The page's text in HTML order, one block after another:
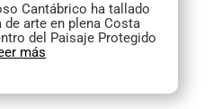
Cantábrico ha tallado
de arte en plena Costa
del Paisaje Protegido
más